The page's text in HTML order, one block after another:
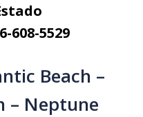
608-5529
Beach –
– Neptune